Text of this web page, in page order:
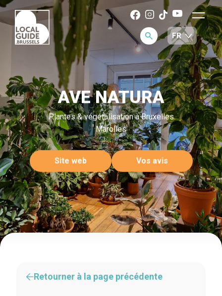
AVE NATURA
Plantes & végétalisation à Bruxelles
Marolles
Site web Vos avis
Retourner à la page précédente